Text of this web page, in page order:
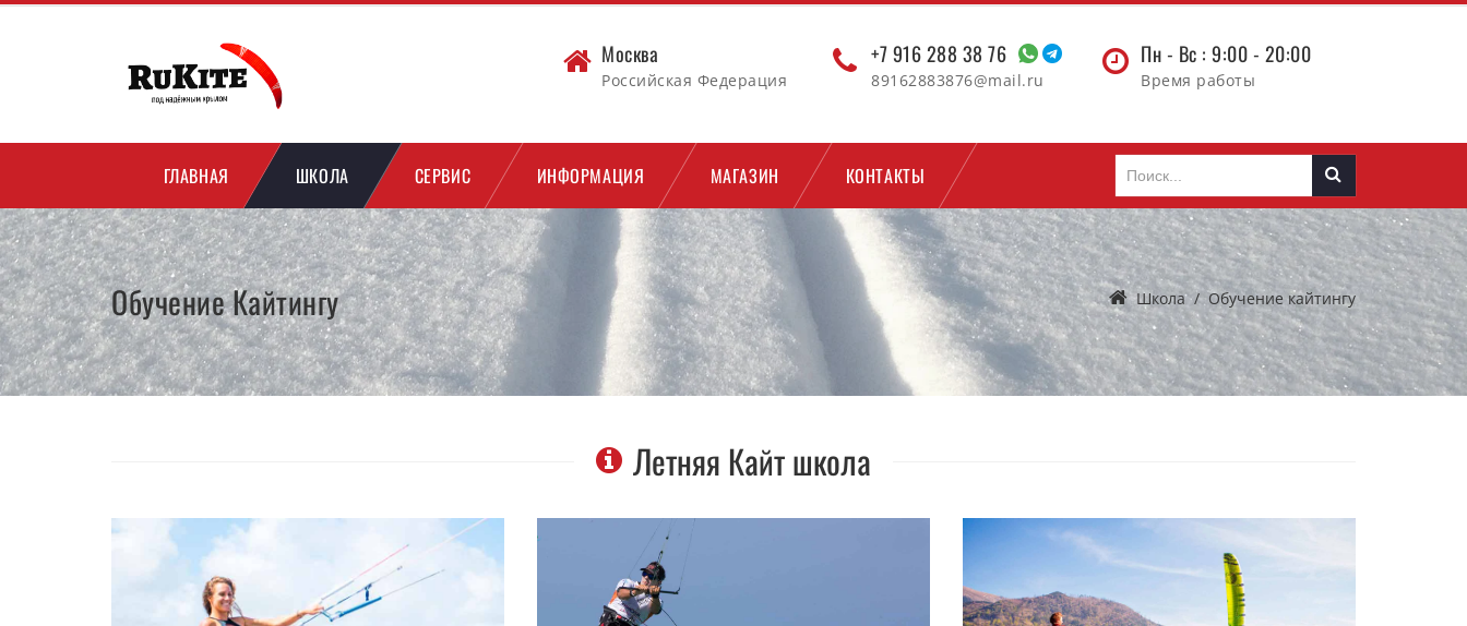
Москва
Российская Федерация
+7 916 288 38 76
89162883876@mail.ru
Пн - Вс : 9:00 - 20:00
Время работы
ГЛАВНАЯ ШКОЛА СЕРВИС ИНФОРМАЦИЯ МАГАЗИН КОНТАКТЫ
Обучение Кайтингу Школа/Обучение кайтингу
Летняя Кайт школа